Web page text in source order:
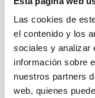
Las cookies de
el contenido y los
sociales y analizar
información sobre
nuestros partners
web, quienes
En el nuevo
desarrollo de su
líneas de
diversidad de los
Medio Interestelar,
Galaxias, y